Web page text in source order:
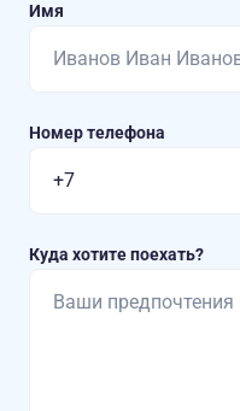
Имя
Номер телефона
Куда хотите поехать?